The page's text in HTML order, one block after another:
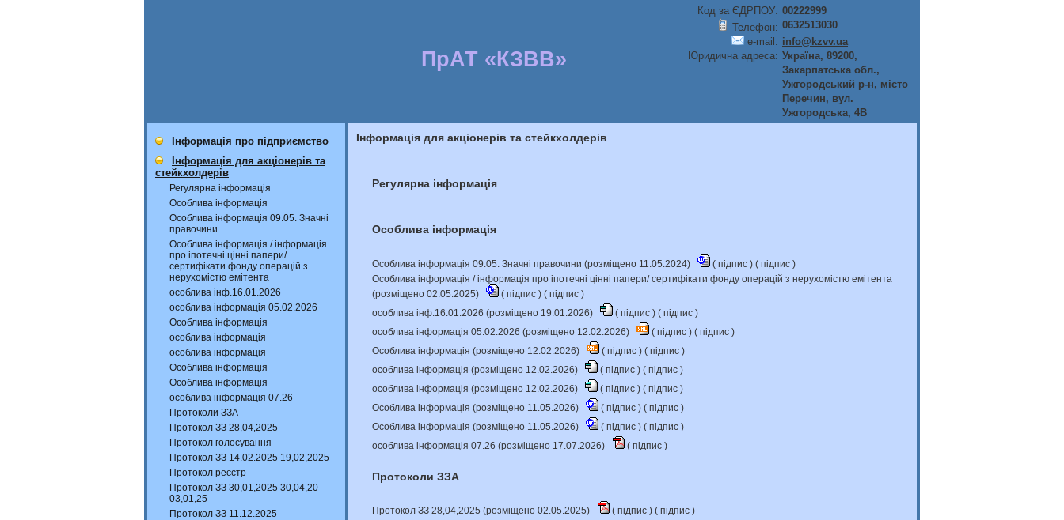
ПрАТ «КЗВВ»
Код за ЄДРПОУ: 00222999
Телефон: 0632513030
e-mail: info@kzvv.ua
Юридична адреса: Україна, 89200,
Закарпатська обл.,
Ужгородський р-н, мiсто
Перечин, вул.
Ужгородська, 4В
Інформація про підприємство
Інформація для акціонерів та
стейкхолдерів
Регулярна інформація
Особлива інформація
Особлива інформація 09.05. Значні
правочини
Особлива інформація / інформація
про іпотечні цінні папери/
сертифікати фонду операцій з
нерухомістю емітента
особлива інф.16.01.2026
особлива інформація 05.02.2026
Особлива інформація
особлива інформація
особлива інформація
Особлива інформація
Особлива інформація
особлива інформація 07.26
Протоколи ЗЗА
Протокол ЗЗ 28,04,2025
Протокол голосування
Протокол ЗЗ 14.02.2025 19,02,2025
Протокол реєстр
Протокол ЗЗ 30,01,2025 30,04,20
03,01,25
Протокол ЗЗ 11.12.2025
Інформація для акціонерів та стейкхолдерів
Регулярна інформація
Особлива інформація
Особлива інформація 09.05. Значні правочини (розміщено 11.05.2024) ( підпис ) ( підпис )
Особлива інформація / інформація про іпотечні цінні папери/ сертифікати фонду операцій з нерухомістю емітента
(розміщено 02.05.2025)
( підпис ) ( підпис )
особлива інф.16.01.2026 (розміщено 19.01.2026)
( підпис ) ( підпис )
особлива інформація 05.02.2026 (розміщено 12.02.2026)
( підпис ) ( підпис )
Особлива інформація (розміщено 12.02.2026)
( підпис ) ( підпис )
особлива інформація (розміщено 12.02.2026)
( підпис ) ( підпис )
особлива інформація (розміщено 12.02.2026)
( підпис ) ( підпис )
Особлива інформація (розміщено 11.05.2026)
( підпис ) ( підпис )
Особлива інформація (розміщено 11.05.2026)
( підпис ) ( підпис )
особлива інформація 07.26 (розміщено 17.07.2026)
( підпис )
Протоколи ЗЗА
Протокол ЗЗ 28,04,2025 (розміщено 02.05.2025) ( підпис ) ( підпис )